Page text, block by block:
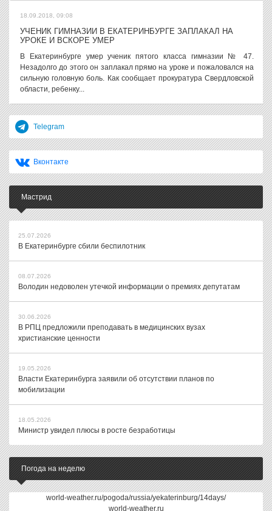
18.09.2018, 09:08
УЧЕНИК ГИМНАЗИИ В ЕКАТЕРИНБУРГЕ ЗАПЛАКАЛ НА
УРОКЕ И ВСКОРЕ УМЕР
В Екатеринбурге умер ученик пятого класса гимназии № 47.
Незадолго до этого он заплакал прямо на уроке и пожаловался на
сильную головную боль. Как сообщает прокуратура Свердловской
области, ребенку...
Telegram
Вконтакте
Мастрид
25.07.2026
В Екатеринбурге сбили беспилотник
08.07.2026
Володин недоволен утечкой информации о премиях депутатам
30.06.2026
В РПЦ предложили преподавать в медицинских вузах
христианские ценности
19.05.2026
Власти Екатеринбурга заявили об отсутствии планов по
мобилизации
18.05.2026
Министр увидел плюсы в росте безработицы
Погода на неделю
world-weather.ru/pogoda/russia/yekaterinburg/14days/
world-weather.ru